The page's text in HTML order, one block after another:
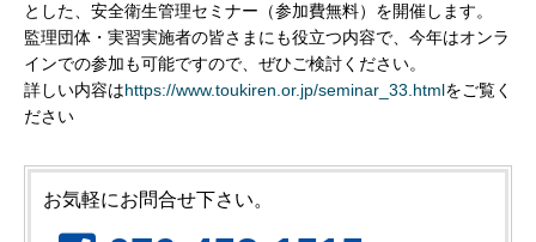
とした、安全衛生管理セミナー（参加費無料）を開催します。
監理団体・実習実施者の皆さまにも役立つ内容で、今年はオンラ
インでの参加も可能ですので、ぜひご検討ください。
詳しい内容はhttps://www.toukiren.or.jp/seminar_33.htmlをご覧く
ださい
お気軽にお問合せ下さい。